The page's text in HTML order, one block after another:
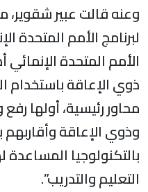
وعنه قالت عبير شقوير،
لبرنامج الأمم المتحدة
الأمم المتحدة الإنمائي
ذوي الإعاقة باستخدام
محاور رئيسية، أولها
وذوي الإعاقة
بالتكنولوجيا المساعدة
التعليم والتدريب”.